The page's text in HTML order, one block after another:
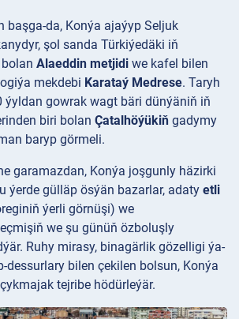
başga-da, Konýa ajaýyp Seljuk
şol sanda Türkiýedäki iň
Alaeddin metjidi we kafel bilen
mekdebi Karataý Medrese. Taryh
ýyldan gowrak wagt bäri dünýäniň iň
biri bolan Çatalhöýükiň gadymy
baryp görmeli.
garamazdan, Konýa joşgunly häzirki
ýerde gülläp ösýän bazarlar, adaty etli
ýerli görnüşi) we
we şu günüň özboluşly
Ruhy mirasy, binagärlik gözelligi ýa-
dessurlary bilen çekilen bolsun, Konýa
tejribe hödürleýär.